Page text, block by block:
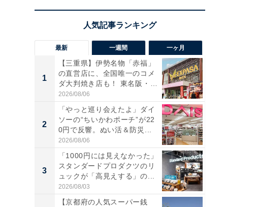
最新 一週間 一ヶ月
1
【三重県】伊勢名物「赤福」
の直営店に、全国唯一のコメ
ダ大判焼き店も！ 東名阪・
伊...
2026/08/06
2
「やっと巡り会えたよ」ダイ
ソーの“ちいかわポーチ”が22
0円で反響。ぬい活＆防災...
2026/08/06
3
「1000円には見えなかった」
スタンダードプロダクツのリ
ュックが「高見えする」の...
2026/08/03
【京都府の人気スーパー銭